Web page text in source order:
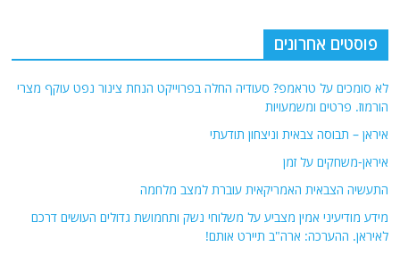
פוסטים אחרונים
לא סומכים על טראמפ? סעודיה החלה בפרוייקט הנחת צינור נפט עוקף מצרי
הורמוז. פרטים ומשמעויות
איראן – תבוסה צבאית וניצחון תודעתי
איראן-משחקים על זמן
התעשיה הצבאית האמריקאית עוברת למצב מלחמה
מידע מודיעיני אמין מצביע על משלוחי נשק ותחמושת גדולים העושים דרכם
לאיראן. ההערכה: ארה"ב תיירט אותם!